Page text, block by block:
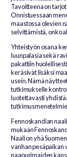
Tavoitteena on
Onnistuessaan
maastossa olevien
selvittämistä, onko
Yhteistyön osana
luunpalasia sekä
pakattiin
keräsivät lisäksi
usein. Nämä
tutkimukselle
luotettavasti
Fennoskandian
mukaan
Naali on yhä
vanhan pesäpaikan
naapurimaiden